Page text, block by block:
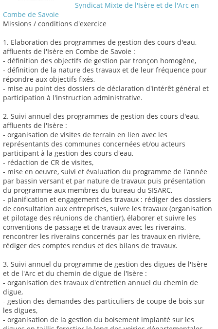
Syndicat Mixte de l'Isère et de l'Arc en
Combe de Savoie
Missions / conditions d'exercice
1. Elaboration des programmes de gestion des cours d'eau,
affluents de l'Isère en Combe de Savoie :
- définition des objectifs de gestion par tronçon homogène,
- définition de la nature des travaux et de leur fréquence pour
répondre aux objectifs fixés,
- mise au point des dossiers de déclaration d'intérêt général et
participation à l'instruction administrative.
2. Suivi annuel des programmes de gestion des cours d'eau,
affluents de l'Isère :
- organisation de visites de terrain en lien avec les
représentants des communes concernées et/ou acteurs
participant à la gestion des cours d'eau,
- rédaction de CR de visites,
- mise en oeuvre, suivi et évaluation du programme de l'année
par bassin versant et par nature de travaux puis présentation
du programme aux membres du bureau du SISARC,
- planification et engagement des travaux : rédiger des dossiers
de consultation aux entreprises, suivre les travaux (organisation
et pilotage des réunions de chantier), élaborer et suivre les
conventions de passage et de travaux avec les riverains,
rencontrer les riverains concernés par les travaux en rivière,
rédiger des comptes rendus et des bilans de travaux.
3. Suivi annuel du programme de gestion des digues de l'Isère
et de l'Arc et du chemin de digue de l'Isère :
- organisation des travaux d'entretien annuel du chemin de
digue,
- gestion des demandes des particuliers de coupe de bois sur
les digues,
- organisation de la gestion du boisement implanté sur les